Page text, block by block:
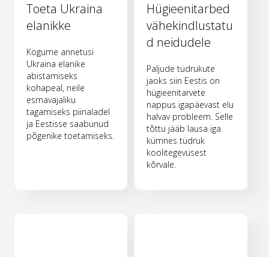
Toeta Ukraina
elanikke
Kogume annetusi
Ukraina elanike
abistamiseks
kohapeal, neile
esmavajaliku
tagamiseks piirialadel
ja Eestisse saabunud
põgenike toetamiseks.
Hügieenitarbed
vähekindlustatu
d neidudele
Paljude tüdrukute
jaoks siin Eestis on
hügieenitarvete
nappus igapäevast elu
halvav probleem. Selle
tõttu jääb lausa iga
kümnes tüdruk
koolitegevusest
kõrvale.